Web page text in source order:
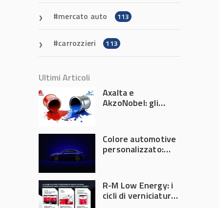
mercato auto 113
carrozzieri 113
Ultimi Articoli
Axalta e
AkzoNobel: gli
Colore automotive
personalizzato:
diventa ingegneria
di precisione
R-M Low Energy: i
cicli di verniciatura